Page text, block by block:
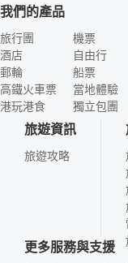
我們的產品
旅行團
酒店
郵輪
高鐵火車票
港玩港食
機票
自由行
船票
當地體驗
獨立包團
旅遊資訊
旅遊攻略
更多服務與支援